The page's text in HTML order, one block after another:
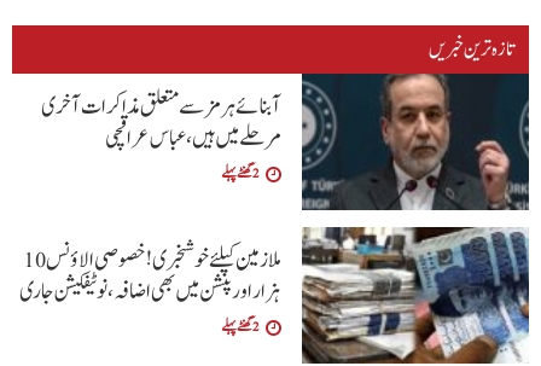
تازہ ترین خبریں
آبنائے ہرمز سے متعلق مذاکرات آخری
مرحلے میں ہیں، عباس عراقچی
2 گھنٹے پہلے
ملازمین کیلئے خوشخبری !خصوصی الاؤنس 10
ہزار اور پنشن میں بھی اضافہ،نوٹیفکیشن جاری
2 گھنٹے پہلے